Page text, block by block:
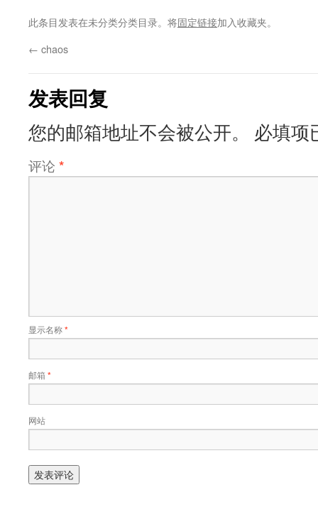
此条目发表在未分类分类目录。将固定链接加入收藏夹。
← chaos
发表回复
您的邮箱地址不会被公开。 必填项
评论 *
显示名称*
邮箱 *
网站